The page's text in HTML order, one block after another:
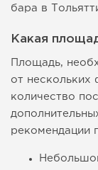
бара в
Какая
Площадь,
от нескольких
количество
рекомендации